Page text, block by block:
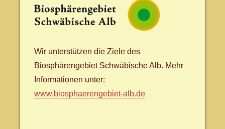
Wir unterstützen die Ziele des
Biosphärengebiet Schwäbische Alb. Mehr
Informationen unter:
www.biosphaerengebiet-alb.de